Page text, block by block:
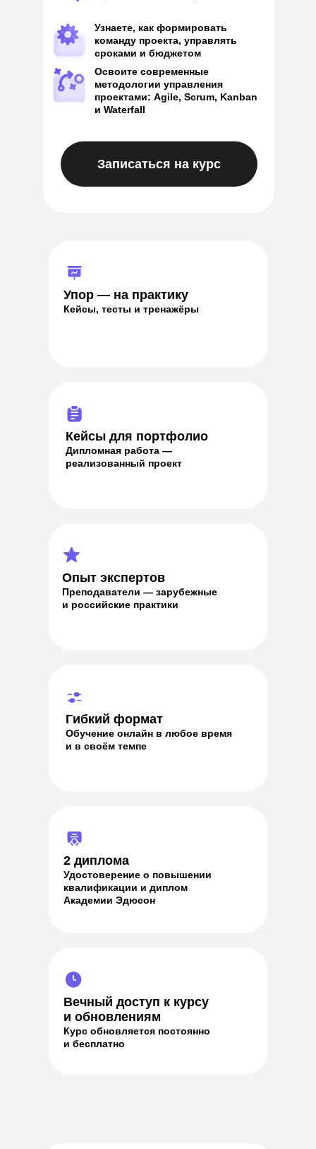
Освоите современные
методологии управления
проектами: Agile, Scrum, Kanban
и Waterfall
Узнаете, как формировать
команду проекта, управлять
сроками и бюджетом
Записаться на курс
Гибкий формат
Обучение онлайн в любое время
и в своём темпе
Упор — на практику
Кейсы, тесты и тренажёры
Кейсы для портфолио
Дипломная работа —
реализованный проект
2 диплома
Удостоверение о повышении
квалификации и диплом
Академии Эдюсон
Вечный доступ к курсу
и обновлениям
Курс обновляется постоянно
и бесплатно
Опыт экспертов
Преподаватели — зарубежные
и российские практики